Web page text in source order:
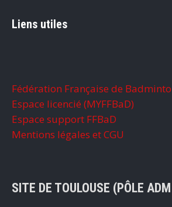
Liens utiles
Fédération Française de
Espace licencié (MYFFBaD)
Espace support FFBaD
Mentions légales et CGU
SITE DE TOULOUSE (PÔLE